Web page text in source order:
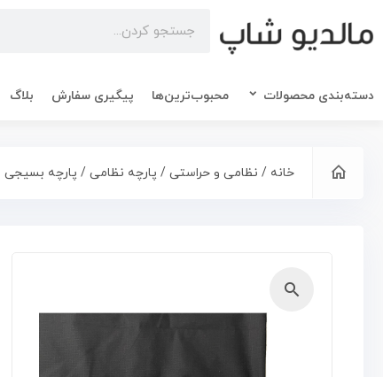
دسته‌بندی محصولات محبوب‌ترین‌ها پیگیری سفارش بلاگ
خانه / نظامی و حراستی / پارچه نظامی / پارچه بسیجی اس 313